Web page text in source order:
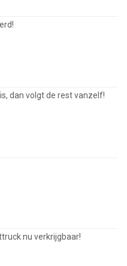
dan volgt de rest vanzelf!
nu verkrijgbaar!